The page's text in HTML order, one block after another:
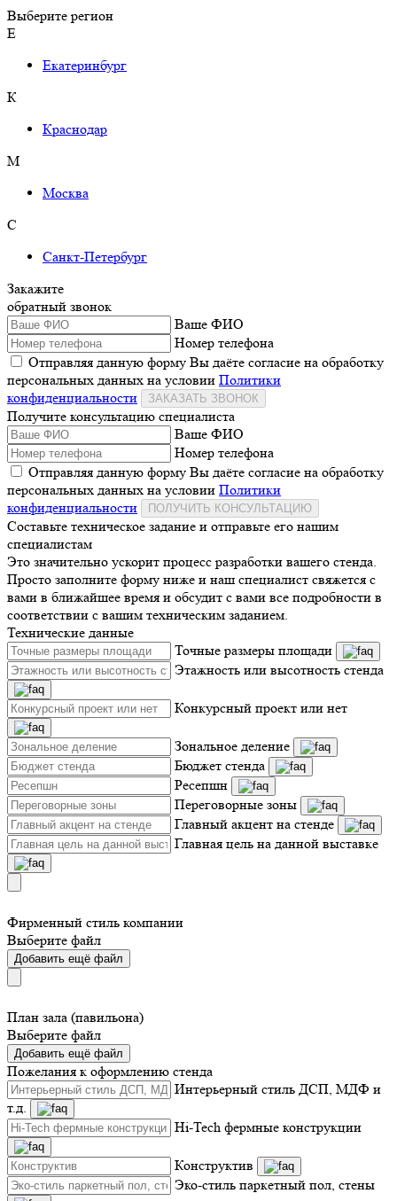
Выберите регион
Е
Екатеринбург
К
Краснодар
М
Москва
С
Санкт-Петербург
Закажите
обратный звонок
Ваше ФИО
Номер телефона
Отправляя данную форму Вы даёте согласие на обработку
персональных данных на условии Политики
конфиденциальности
ЗАКАЗАТЬ ЗВОНОК
Получите консультацию специалиста
Ваше ФИО
Номер телефона
Отправляя данную форму Вы даёте согласие на обработку
персональных данных на условии Политики
конфиденциальности
ПОЛУЧИТЬ КОНСУЛЬТАЦИЮ
Составьте техническое задание и отправьте его нашим
специалистам
Это значительно ускорит процесс разработки вашего стенда.
Просто заполните форму ниже и наш специалист свяжется с
вами в ближайшее время и обсудит с вами все подробности в
соответствии с вашим техническим заданием.
Технические данные
Точные размеры площади
Этажность или высотность стенда
Конкурсный проект или нет
Зональное деление
Бюджет стенда
Ресепшн
Переговорные зоны
Главный акцент на стенде
Главная цель на данной выставке
Фирменный стиль компании
Выберите файл
Добавить ещё файл
План зала (павильона)
Выберите файл
Добавить ещё файл
Пожелания к оформлению стенда
Интерьерный стиль ДСП, МДФ и
т.д.
Hi-Tech фермные конструкции
Конструктив
Эко-стиль паркетный пол, стены